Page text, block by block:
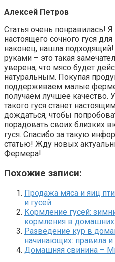
Алексей Петров
Статья очень понравилась!
настоящего сочного гуся
наконец, нашла
руками – это такая
уверена, что мясо будет
натуральным. Покупая
поддерживаем малые
получаем лучшее качество.
такого гуся станет
дождаться, чтобы
порадовать своих близких
гуся. Спасибо за такую
статью! Жду новых
Фермера!
Похожие записи:
Продажа мяса и яиц
и гусей
Кормление гусей:
кормления в домашних
Разведение кур в
начинающих: правила и
Домашняя свинина –